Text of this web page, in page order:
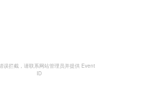
误拦截，请联系网站管理员并提供 Event
ID